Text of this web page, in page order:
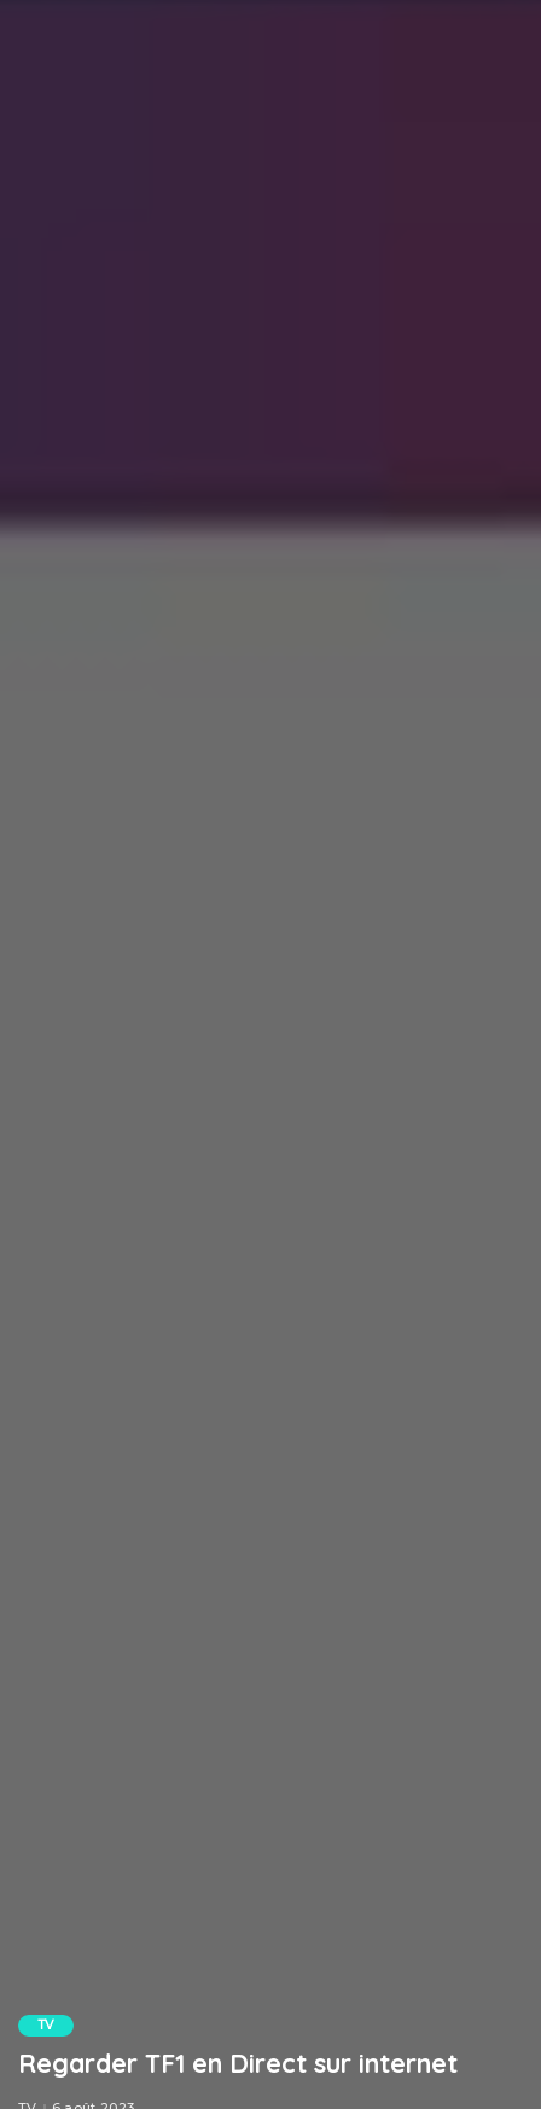
TV
Regarder TF1 en Direct sur internet